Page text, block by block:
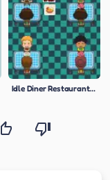
Idle Diner Restaurant Game